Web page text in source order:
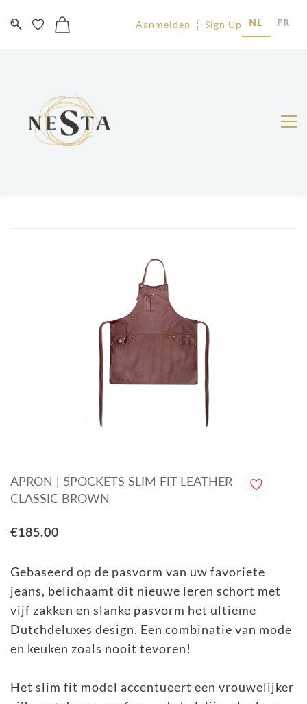
Aanmelden Sign Up NL FR
APRON | 5POCKETS SLIM FIT LEATHER
CLASSIC BROWN
€185.00
Gebaseerd op de pasvorm van uw favoriete
jeans, belichaamt dit nieuwe leren schort met
vijf zakken en slanke pasvorm het ultieme
Dutchdeluxes design. Een combinatie van mode
en keuken zoals nooit tevoren!
Het slim fit model accentueert een vrouwelijker